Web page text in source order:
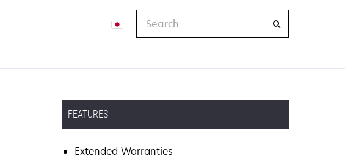
FEATURES
Extended Warranties